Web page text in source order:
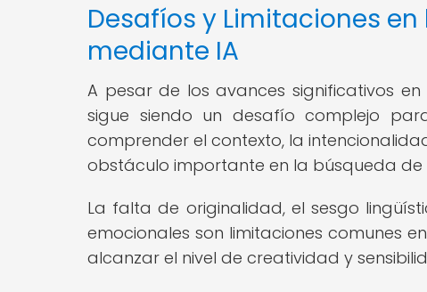
Desafíos y Limitaciones
mediante IA
A pesar de los avances significativos
sigue siendo un desafío complejo
comprender el contexto, la
obstáculo importante en la búsqueda
La falta de originalidad, el sesgo
emocionales son limitaciones comunes
alcanzar el nivel de creatividad y